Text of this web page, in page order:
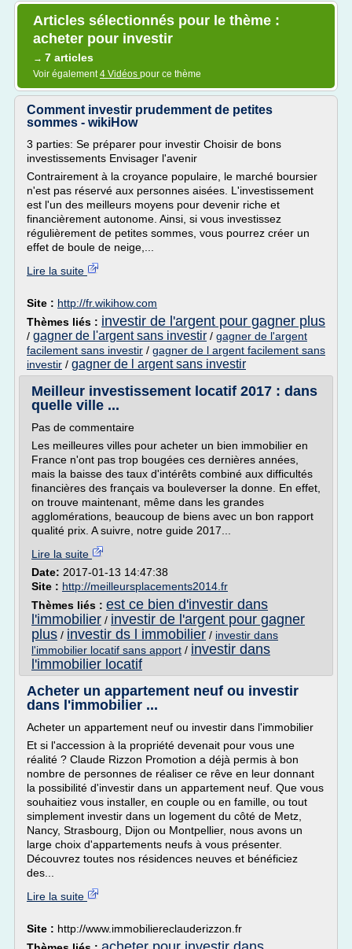
Articles sélectionnés pour le thème :
acheter pour investir
→ 7 articles
Voir également4 Vidéos pour ce thème
Comment investir prudemment de petites
sommes - wikiHow
3 parties: Se préparer pour investir Choisir de bons
investissements Envisager l'avenir
Contrairement à la croyance populaire, le marché boursier
n'est pas réservé aux personnes aisées. L'investissement
est l'un des meilleurs moyens pour devenir riche et
financièrement autonome. Ainsi, si vous investissez
régulièrement de petites sommes, vous pourrez créer un
effet de boule de neige,...
Lire la suite
Site : http://fr.wikihow.com
Thèmes liés : investir de l'argent pour gagner plus
/ gagner de l'argent sans investir / gagner de l'argent
facilement sans investir / gagner de l argent facilement sans
investir / gagner de l argent sans investir
Meilleur investissement locatif 2017 : dans
quelle ville ...
Pas de commentaire
Les meilleures villes pour acheter un bien immobilier en
France n'ont pas trop bougées ces dernières années,
mais la baisse des taux d'intérêts combiné aux difficultés
financières des français va bouleverser la donne. En effet,
on trouve maintenant, même dans les grandes
agglomérations, beaucoup de biens avec un bon rapport
qualité prix. A suivre, notre guide 2017...
Lire la suite
Date: 2017-01-13 14:47:38
Site : http://meilleursplacements2014.fr
Thèmes liés : est ce bien d'investir dans
l'immobilier / investir de l'argent pour gagner
plus / investir ds l immobilier / investir dans
l'immobilier locatif sans apport / investir dans
l'immobilier locatif
Acheter un appartement neuf ou investir
dans l'immobilier ...
Acheter un appartement neuf ou investir dans l'immobilier
Et si l'accession à la propriété devenait pour vous une
réalité ? Claude Rizzon Promotion a déjà permis à bon
nombre de personnes de réaliser ce rêve en leur donnant
la possibilité d'investir dans un appartement neuf. Que vous
souhaitiez vous installer, en couple ou en famille, ou tout
simplement investir dans un logement du côté de Metz,
Nancy, Strasbourg, Dijon ou Montpellier, nous avons un
large choix d'appartements neufs à vous présenter.
Découvrez toutes nos résidences neuves et bénéficiez
des...
Lire la suite
Site : http://www.immobiliereclauderizzon.fr